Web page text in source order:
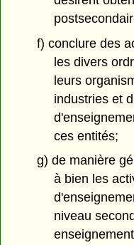
f) conclure des
les divers
leurs
industries et
ces entités;
g) de manière
à bien les
niveau